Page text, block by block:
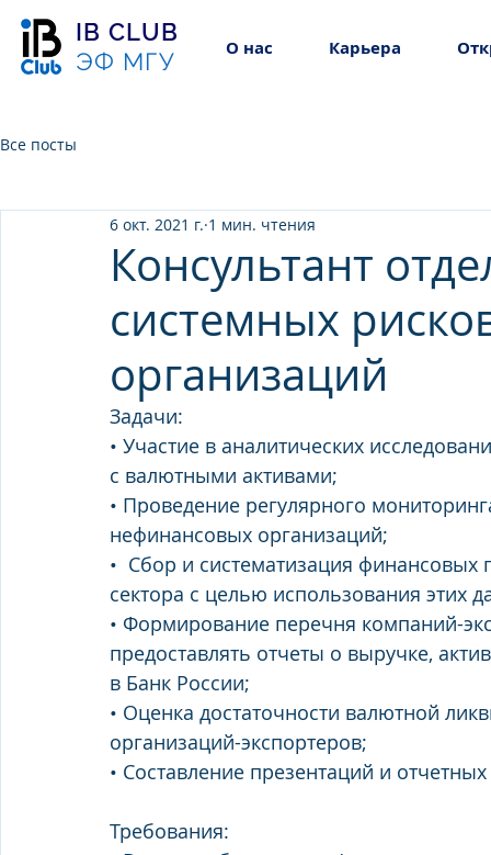
IB CLUB
ЭФ МГУ
О нас Карьера
Все посты
Консультант
системных
организаций
6 окт. 2021 г. 1 мин. чтения
Задачи:
• Участие в аналитических
с валютными активами;
• Проведение регулярного
нефинансовых организаций;
•  Сбор и систематизация
сектора с целью использования этих
• Формирование перечня компаний-
предоставлять отчеты о выручке,
в Банк России;
• Оценка достаточности валютной
организаций-экспортеров;
• Составление презентаций и
Требования: